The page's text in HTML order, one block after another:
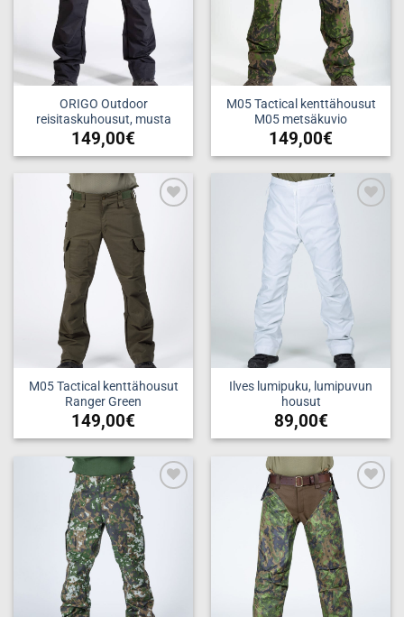
valinnat
tuotteen
sivulla.
tuotteen
sivulla.
ORIGO Outdoor
reisitaskuhousut, musta
149,00€
Tällä
tuotteella
on
useampi
muunnelma.
Voit
tehdä
valinnat
tuotteen
sivulla.
M05 Tactical kenttähousut
M05 metsäkuvio
149,00€
Tällä
tuotteella
useampi
muunnelma.
Voit
tehdä
valinnat
sivulla.
M05 Tactical kenttähousut
Ranger Green
149,00€
Tällä
tuotteella
on
useampi
muunnelma.
Voit
tehdä
valinnat
tuotteen
sivulla.
Ilves lumipuku, lumipuvun
housut
89,00€
Tällä
tuotteella
on
useampi
muunnelma.
Voit
tehdä
valinnat
tuotteen
sivulla.